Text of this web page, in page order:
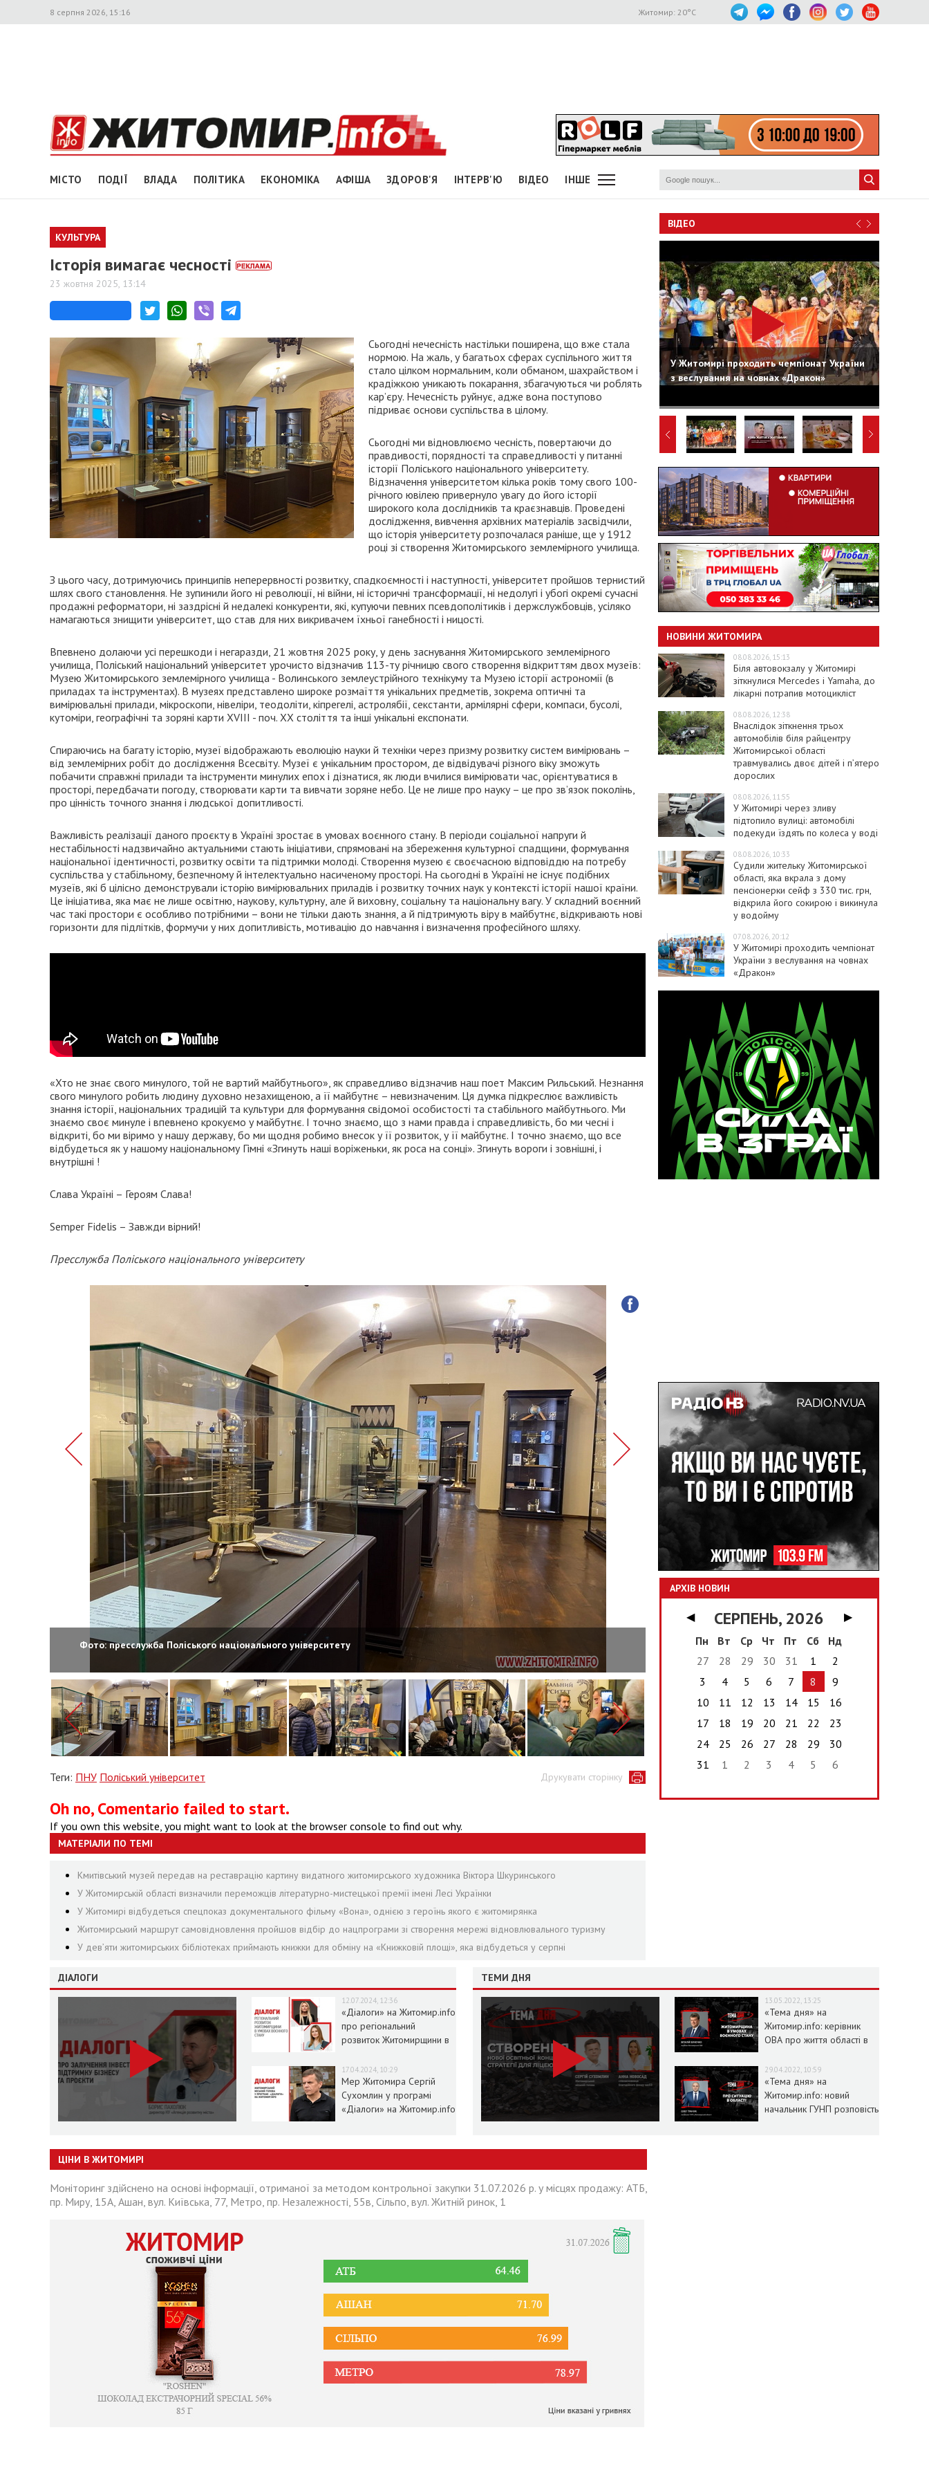
8 серпня 2026, 15:16 Житомир: 20°C
МІСТО ПОДІЇ ВЛАДА ПОЛІТИКА ЕКОНОМІКА АФІША ЗДОРОВ'Я ІНТЕРВ'Ю ВІДЕО ІНШЕ
КУЛЬТУРА
Історія вимагає чесності
23 жовтня 2025, 13:14
Сьогодні нечесність настільки поширена, що вже стала
нормою. На жаль, у багатьох сферах суспільного життя
стало цілком нормальним, коли обманом, шахрайством і
крадіжкою уникають покарання, збагачуються чи роблять
кар’єру. Нечесність руйнує, адже вона поступово
підриває основи суспільства в цілому.
Сьогодні ми відновлюємо чесність, повертаючи до
правдивості, порядності та справедливості у питанні
історії Поліського національного університету.
Відзначення університетом кілька років тому свого 100-
річного ювілею привернуло увагу до його історії
широкого кола дослідників та краєзнавців. Проведені
дослідження, вивчення архівних матеріалів засвідчили,
що історія університету розпочалася раніше, ще у 1912
році зі створення Житомирського землемірного училища.
З цього часу, дотримуючись принципів неперервності розвитку, спадкоємності і наступності, університет пройшов тернистий
шлях свого становлення. Не зупинили його ні революції, ні війни, ні історичні трансформації, ні недолугі і убогі окремі сучасні
продажні реформатори, ні заздрісні й недалекі конкуренти, які, купуючи певних псевдополітиків і держслужбовців, усіляко
намагаються знищити університет, що став для них викривачем їхньої ганебності і ницості.
Впевнено долаючи усі перешкоди і негаразди, 21 жовтня 2025 року, у день заснування Житомирського землемірного
училища, Поліський національний університет урочисто відзначив 113-ту річницю свого створення відкриттям двох музеїв:
Музею Житомирського землемірного училища - Волинського землеустрійного технікуму та Музею історії астрономії (в
приладах та інструментах). В музеях представлено широке розмаїття унікальних предметів, зокрема оптичні та
вимірювальні прилади, мікроскопи, нівеліри, теодоліти, кіпрегелі, астролябії, секстанти, армілярні сфери, компаси, бусолі,
кутоміри, географічні та зоряні карти XVІІІ - поч. XX століття та інші унікальні експонати.
Спираючись на багату історію, музеї відображають еволюцію науки й техніки через призму розвитку систем вимірювань –
від землемірних робіт до дослідження Всесвіту. Музеї є унікальним простором, де відвідувачі різного віку зможуть
побачити справжні прилади та інструменти минулих епох і дізнатися, як люди вчилися вимірювати час, орієнтуватися в
просторі, передбачати погоду, створювати карти та вивчати зоряне небо. Це не лише про науку – це про зв’язок поколінь,
про цінність точного знання і людської допитливості.
Важливість реалізації даного проєкту в Україні зростає в умовах воєнного стану. В періоди соціальної напруги й
нестабільності надзвичайно актуальними стають ініціативи, спрямовані на збереження культурної спадщини, формування
національної ідентичності, розвитку освіти та підтримки молоді. Створення музею є своєчасною відповіддю на потребу
суспільства у стабільному, безпечному й інтелектуально насиченому просторі. На сьогодні в Україні не існує подібних
музеїв, які б цілісно демонстрували історію вимірювальних приладів і розвитку точних наук у контексті історії нашої країни.
Це ініціатива, яка має не лише освітню, наукову, культурну, але й виховну, соціальну та національну вагу. У складний воєнний
час такі простори є особливо потрібними – вони не тільки дають знання, а й підтримують віру в майбутнє, відкривають нові
горизонти для підлітків, формучи у них допитливість, мотивацію до навчання і визначення професійного шляху.
«Хто не знає свого минулого, той не вартий майбутнього», як справедливо відзначив наш поет Максим Рильський. Незнання
свого минулого робить людину духовно незахищеною, а її майбутнє – невизначеним. Ця думка підкреслює важливість
знання історії, національних традицій та культури для формування свідомої особистості та стабільного майбутнього. Ми
знаємо своє минуле і впевнено крокуємо у майбутнє. І точно знаємо, що з нами правда і справедливість, бо ми чесні і
відкриті, бо ми віримо у нашу державу, бо ми щодня робимо внесок у її розвиток, у її майбутнє. І точно знаємо, що все
відбудеться як у нашому національному Гімні «Згинуть наші воріженьки, як роса на сонці». Згинуть вороги і зовнішні, і
внутрішні !
Слава Україні – Героям Слава!
Semper Fidelis – Завжди вірний!
Пресслужба Поліського національного університету
Фото: пресслужба Поліського національного університету
Друкувати сторінку
Теги: ПНУ Поліський університет
Oh no, Comentario failed to start.
If you own this website, you might want to look at the browser console to find out why.
МАТЕРІАЛИ ПО ТЕМІ
Кмитівський музей передав на реставрацію картину видатного житомирського художника Віктора Шкуринського
У Житомирській області визначили переможців літературно-мистецької премії імені Лесі Українки
У Житомирі відбудеться спецпоказ документального фільму «Вона», однією з героїнь якого є житомирянка
Житомирський маршрут самовідновлення пройшов відбір до нацпрограми зі створення мережі відновлювального туризму
У дев’яти житомирських бібліотеках приймають книжки для обміну на «Книжковій площі», яка відбудеться у серпні
ВІДЕО
У Житомирі проходить чемпіонат України
з веслування на човнах «Дракон»
НОВИНИ ЖИТОМИРА
08.08.2026, 15:13
Біля автовокзалу у Житомирі
зіткнулися Mercedes і Yamaha, до
лікарні потрапив мотоцикліст
08.08.2026, 12:38
Внаслідок зіткнення трьох
автомобілів біля райцентру
Житомирської області
травмувались двоє дітей і пʼятеро
дорослих
08.08.2026, 11:55
У Житомирі через зливу
підтопило вулиці: автомобілі
подекуди їздять по колеса у воді
08.08.2026, 10:33
Судили жительку Житомирської
області, яка вкрала з дому
пенсіонерки сейф з 330 тис. грн,
відкрила його сокирою і викинула
у водойму
07.08.2026, 20:12
У Житомирі проходить чемпіонат
України з веслування на човнах
«Дракон»
АРХІВ НОВИН
◀ СЕРПЕНЬ, 2026
▶
Пн
Вт Ср Чт Пт Сб
Нд
27
28 29 30 31 1
2
3
4 5 6 7 8
9
10
11 12 13 14 15
16
17
18 19 20 21 22
23
24
25 26 27 28 29
30
31
1 2 3 4 5 6
ДІАЛОГИ
12.07.2024, 12:36
«Діалоги» на Житомир.info
про регіональний
розвиток Житомирщини в
17.04.2024, 10:29
Мер Житомира Сергій
Сухомлин у програмі
«Діалоги» на Житомир.info
ТЕМИ ДНЯ
13.05.2022, 13:25
«Тема дня» на
Житомир.info: керівник
ОВА про життя області в
29.04.2022, 10:59
«Тема дня» на
Житомир.info: новий
начальник ГУНП розповість
ЦІНИ В ЖИТОМИРІ
Моніторинг здійснено на основі інформації, отриманої за методом контрольної закупки 31.07.2026 р. у місцях продажу: АТБ,
пр. Миру, 15А, Ашан, вул. Київська, 77, Метро, пр. Незалежності, 55в, Сільпо, вул. Житній ринок, 1